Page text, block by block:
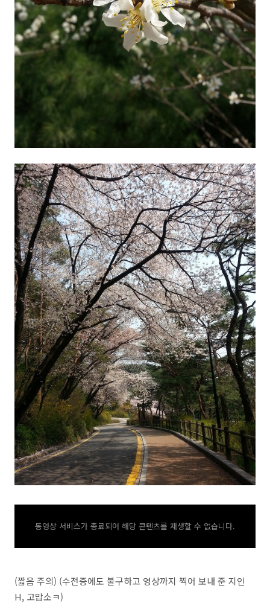
동영상 서비스가 종료되어 해당 콘텐츠를 재생할 수 없습니다.
(짧음 주의) (수전증에도 불구하고 영상까지 찍어 보내 준 지인
H, 고맙소ㅋ)